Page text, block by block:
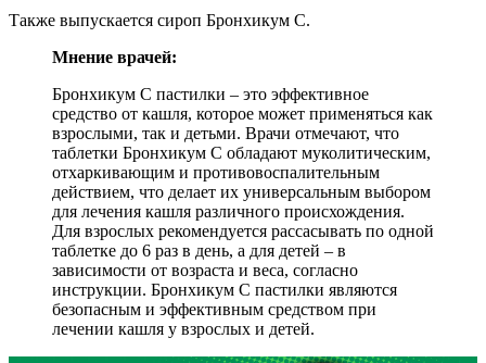
Также выпускается сироп Бронхикум С.
Мнение врачей:
Бронхикум С пастилки – это эффективное
средство от кашля, которое может применяться как
взрослыми, так и детьми. Врачи отмечают, что
таблетки Бронхикум С обладают муколитическим,
отхаркивающим и противовоспалительным
действием, что делает их универсальным выбором
для лечения кашля различного происхождения.
Для взрослых рекомендуется рассасывать по одной
таблетке до 6 раз в день, а для детей – в
зависимости от возраста и веса, согласно
инструкции. Бронхикум С пастилки являются
безопасным и эффективным средством при
лечении кашля у взрослых и детей.